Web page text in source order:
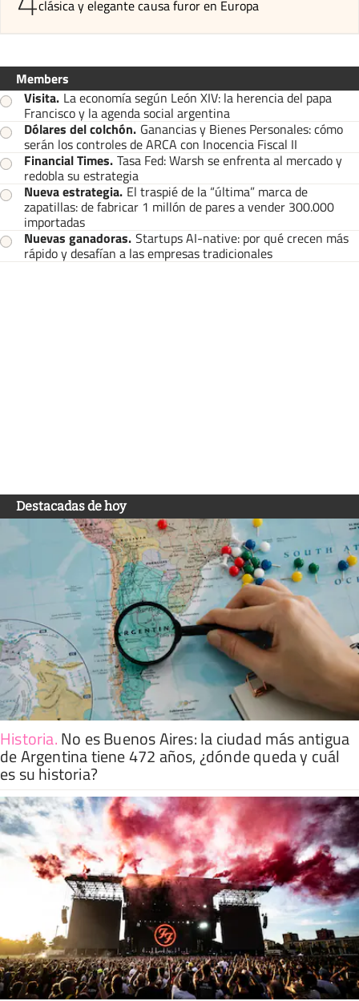
clásica y elegante causa furor en Europa
Members
Visita. La economía según León XIV: la herencia del papa
Francisco y la agenda social argentina
Dólares del colchón. Ganancias y Bienes Personales: cómo
serán los controles de ARCA con Inocencia Fiscal II
Financial Times. Tasa Fed: Warsh se enfrenta al mercado y
redobla su estrategia
Nueva estrategia. El traspié de la “última” marca de
zapatillas: de fabricar 1 millón de pares a vender 300.000
importadas
Nuevas ganadoras. Startups AI-native: por qué crecen más
rápido y desafían a las empresas tradicionales
Destacadas de hoy
Historia.No es Buenos Aires: la ciudad más antigua
de Argentina tiene 472 años, ¿dónde queda y cuál
es su historia?